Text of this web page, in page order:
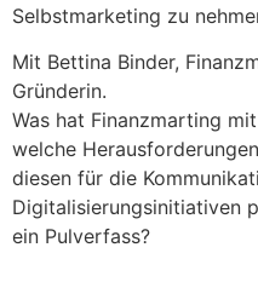
Selbstmarketing zu
Mit Bettina Binder,
Gründerin.
Was hat Finanzmarting
welche
diesen für die
Digitalisierungsinitiativen
ein Pulverfass?